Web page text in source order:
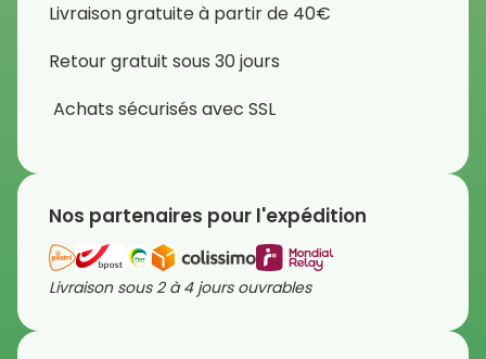
Livraison gratuite à partir de 40€
Retour gratuit sous 30 jours
Achats sécurisés avec SSL
Nos partenaires pour l'expédition
Livraison sous 2 à 4 jours ouvrables